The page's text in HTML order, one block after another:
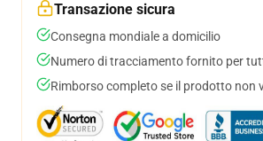
Transazione sicura
Consegna mondiale a domicilio
Numero di tracciamento fornito per
Rimborso completo se il prodotto non